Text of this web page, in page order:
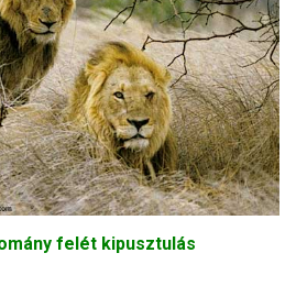
felét kipusztulás